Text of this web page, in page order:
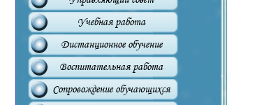
Учебная работа
Дистанционное обучение
Воспитательная работа
Сопровождение обучающихся